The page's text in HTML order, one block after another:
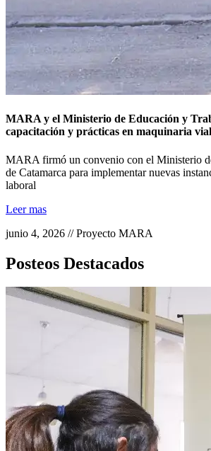
MARA y el Ministerio de Educación y
capacitación y prácticas en maquinaria vial
MARA firmó un convenio con el Ministerio
de Catamarca para implementar nuevas
laboral
Leer mas
junio 4, 2026 // Proyecto MARA
Posteos Destacados